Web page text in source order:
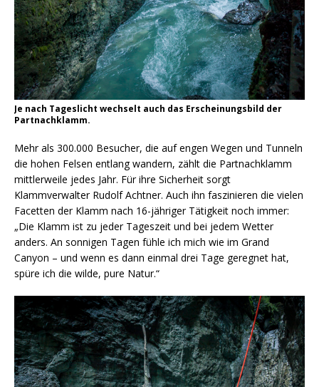
Je nach Tageslicht wechselt auch das Erscheinungsbild der
Partnachklamm.
Mehr als 300.000 Besucher, die auf engen Wegen und Tunneln
die hohen Felsen entlang wandern, zählt die Partnachklamm
mittlerweile jedes Jahr. Für ihre Sicherheit sorgt
Klammverwalter Rudolf Achtner. Auch ihn faszinieren die vielen
Facetten der Klamm nach 16-jähriger Tätigkeit noch immer:
„Die Klamm ist zu jeder Tageszeit und bei jedem Wetter
anders. An sonnigen Tagen fühle ich mich wie im Grand
Canyon – und wenn es dann einmal drei Tage geregnet hat,
spüre ich die wilde, pure Natur.“